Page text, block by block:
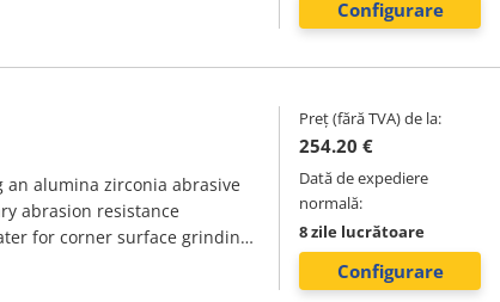
Configurare
alumina zirconia abrasive
abrasion resistance
for corner surface grinding.
Preț (fără TVA) de la:
254.20 €
Dată de expediere
normală:
8 zile lucrătoare
Configurare